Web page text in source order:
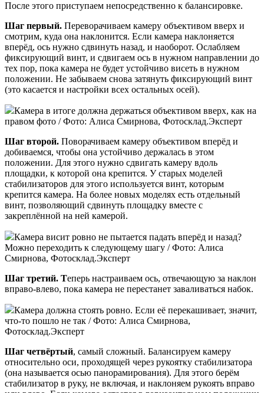
После этого приступаем непосредственно к балансировке.
Шаг первый. Переворачиваем камеру объективом вверх и
смотрим, куда она наклонится. Если камера наклоняется
вперёд, ось нужно сдвинуть назад, и наоборот. Ослабляем
фиксирующий винт, и сдвигаем ось в нужном направлении до
тех пор, пока камера не будет устойчиво висеть в нужном
положении. Не забываем снова затянуть фиксирующий винт
(это касается и настройки всех остальных осей).
Камера в итоге должна держаться объективом вверх, как на
правом фото / Фото: Алиса Смирнова, Фотосклад.Эксперт
Шаг второй. Поворачиваем камеру объективом вперёд и
добиваемся, чтобы она устойчиво держалась в этом
положении. Для этого нужно сдвигать камеру вдоль
площадки, к которой она крепится. У старых моделей
стабилизаторов для этого используется винт, которым
крепится камера. На более новых моделях есть отдельный
винт, позволяющий сдвинуть площадку вместе с
закреплённой на ней камерой.
Камера висит ровно не пытается падать вперёд и назад?
Можно переходить к следующему шагу / Фото: Алиса
Смирнова, Фотосклад.Эксперт
Шаг третий. Теперь настраиваем ось, отвечающую за наклон
вправо-влево, пока камера не перестанет заваливаться набок.
Камера должна стоять ровно. Если её перекашивает, значит,
что-то пошло не так / Фото: Алиса Смирнова,
Фотосклад.Эксперт
Шаг четвёртый, самый сложный. Балансируем камеру
относительно оси, проходящей через рукоятку стабилизатора
(она называется осью панорамирования). Для этого берём
стабилизатор в руку, не включая, и наклоняем рукоять вправо